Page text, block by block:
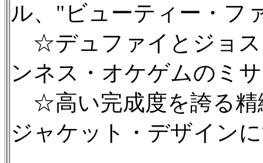
ル、"ビューティー・フ
☆デュファイとジョス
ンネス・オケゲムのミ
☆高い完成度を誇る精
ジャケット・デザイン